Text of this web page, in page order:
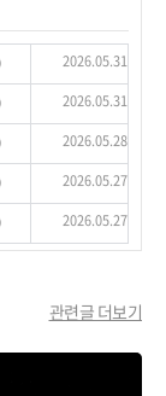
2026.05.31
2026.05.31
2026.05.28
2026.05.27
2026.05.27
관련글 더보기